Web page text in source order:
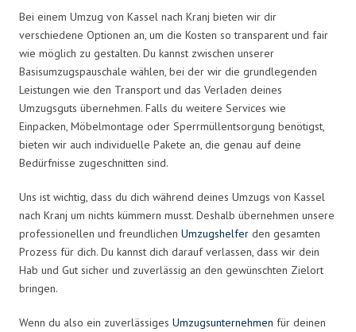
Bei einem Umzug von Kassel nach Kranj bieten wir dir
verschiedene Optionen an, um die Kosten so transparent und fair
wie möglich zu gestalten. Du kannst zwischen unserer
Basisumzugspauschale wählen, bei der wir die grundlegenden
Leistungen wie den Transport und das Verladen deines
Umzugsguts übernehmen. Falls du weitere Services wie
Einpacken, Möbelmontage oder Sperrmüllentsorgung benötigst,
bieten wir auch individuelle Pakete an, die genau auf deine
Bedürfnisse zugeschnitten sind.
Uns ist wichtig, dass du dich während deines Umzugs von Kassel
nach Kranj um nichts kümmern musst. Deshalb übernehmen unsere
professionellen und freundlichen Umzugshelfer den gesamten
Prozess für dich. Du kannst dich darauf verlassen, dass wir dein
Hab und Gut sicher und zuverlässig an den gewünschten Zielort
bringen.
Wenn du also ein zuverlässiges Umzugsunternehmen für deinen